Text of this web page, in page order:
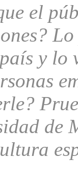
el
y lo
de